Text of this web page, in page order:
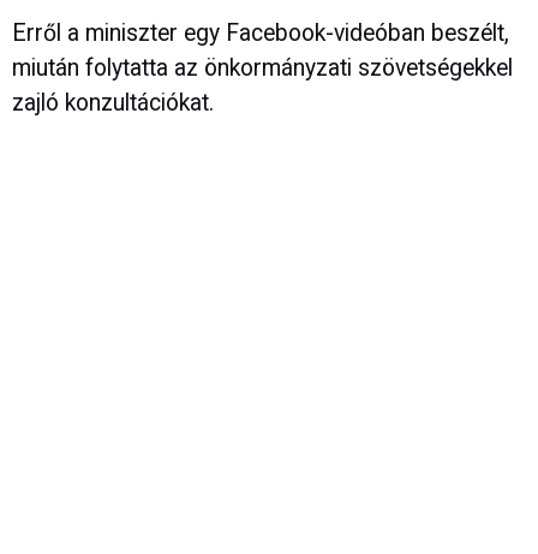
Erről a miniszter egy Facebook-videóban beszélt,
miután folytatta az önkormányzati szövetségekkel
zajló konzultációkat.